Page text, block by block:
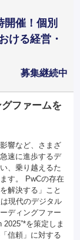
催！個別
ける経営・
募集継続中
ファームを
響など、さまざ
速に進歩するデ
、乗り越えるた
す。 PwCの存在
解決する」こと
現代のデジタル
ディングファー
を策定しま
信頼」に対する